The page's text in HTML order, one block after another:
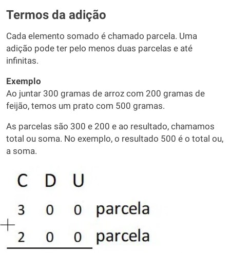
Termos da adição
Cada elemento somado é chamado parcela. Uma
adição pode ter pelo menos duas parcelas e até
infinitas.
Exemplo
Ao juntar 300 gramas de arroz com 200 gramas de
feijão, temos um prato com 500 gramas.
As parcelas são 300 e 200 e ao resultado, chamamos
total ou soma. No exemplo, o resultado 500 é o total ou,
a soma.